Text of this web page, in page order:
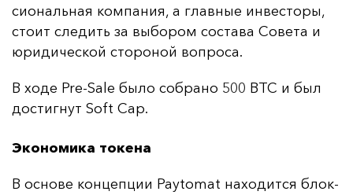
си­ональ­ная ком­па­ния, а глав­ные ин­вес­то­ры,
сто­ит сле­дить за вы­бо­ром сос­та­ва Со­ве­та и
юри­ди­чес­кой сто­ро­ной воп­ро­са.
В хо­де Pre-Sale бы­ло соб­ра­но 500 BTC и был
дос­тиг­нут Soft Cap.
Экономика токена
В ос­но­ве кон­цеп­ции Paytomat на­хо­дит­ся блок­